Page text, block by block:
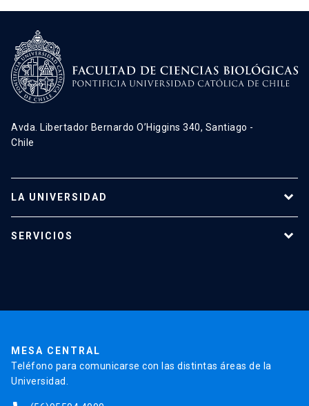
Avda. Libertador Bernardo O’Higgins 340, Santiago -
Chile
LA UNIVERSIDAD
SERVICIOS
MESA CENTRAL
Teléfono para comunicarse con las distintas áreas de la
Universidad.